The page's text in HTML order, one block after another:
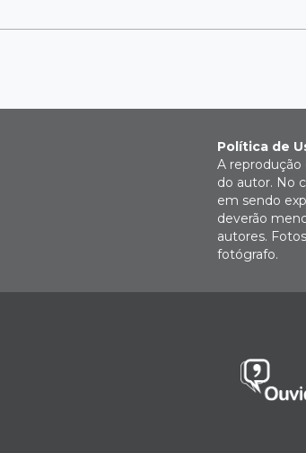
Política de
A reprodução
do autor. No
em sendo
deverão
autores.
fotógrafo.